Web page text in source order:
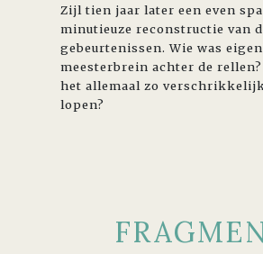
Zijl tien jaar later een even
minutieuze reconstructie van
gebeurtenissen. Wie was
meesterbrein achter de
het allemaal zo
lopen?